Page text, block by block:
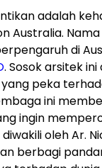
adalah
Australia.
di
. Sosok arsitek
peka
ini
ingin
oleh Ar.
berbagi